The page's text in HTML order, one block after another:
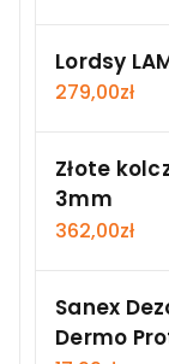
Lordsy
279,00zł
Złote
3mm
362,00zł
Sanex
Dermo